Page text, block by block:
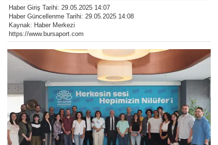
Haber Giriş Tarihi: 29.05.2025 14:07
Haber Güncellenme Tarihi: 29.05.2025 14:08
Kaynak: Haber Merkezi
https://www.bursaport.com